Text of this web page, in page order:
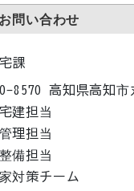
問い合わせ
課
8570 高知県高知市
建担当
理担当
備担当
対策チーム